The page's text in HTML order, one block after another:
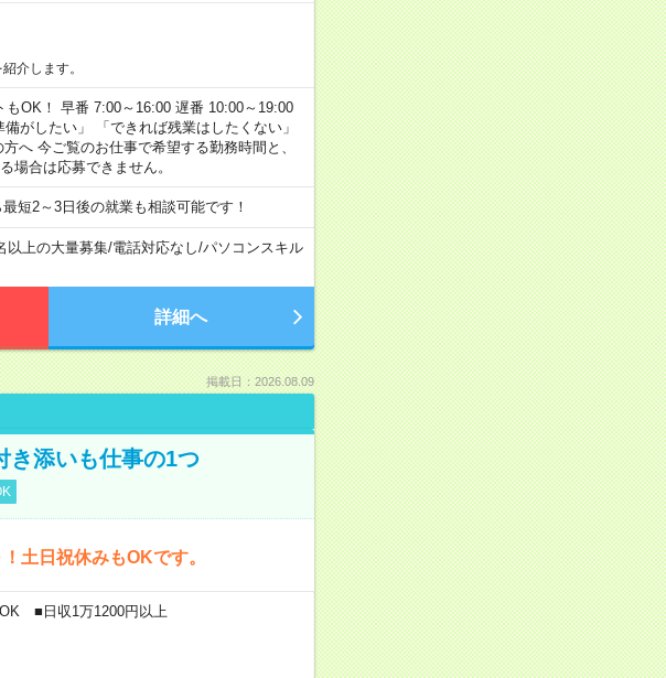
介します。
OK！ 早番 7:00～16:00 遅番 10:00～19:00
がしたい」 「できれば残業はしたくない」
へ 今ご覧のお仕事で希望する勤務時間と、
場合は応募できません。
短2～3日後の就業も相談可能です！
以上の大量募集/電話対応なし/パソコンスキル
詳細へ
掲載日：2026.08.09
き添いも仕事の1つ
土日祝休みもOKです。
■日収1万1200円以上